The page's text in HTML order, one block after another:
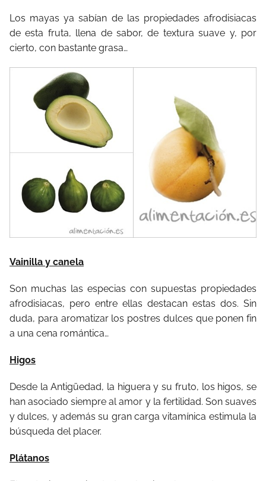
Los mayas ya sabían de las propiedades afrodisiacas
de esta fruta, llena de sabor, de textura suave y, por
cierto, con bastante grasa…
Vainilla y canela
Son muchas las especias con supuestas propiedades
afrodisiacas, pero entre ellas destacan estas dos. Sin
duda, para aromatizar los postres dulces que ponen fin
a una cena romántica…
Higos
Desde la Antigüedad, la higuera y su fruto, los higos, se
han asociado siempre al amor y la fertilidad. Son suaves
y dulces, y además su gran carga vitamínica estimula la
búsqueda del placer.
Plátanos